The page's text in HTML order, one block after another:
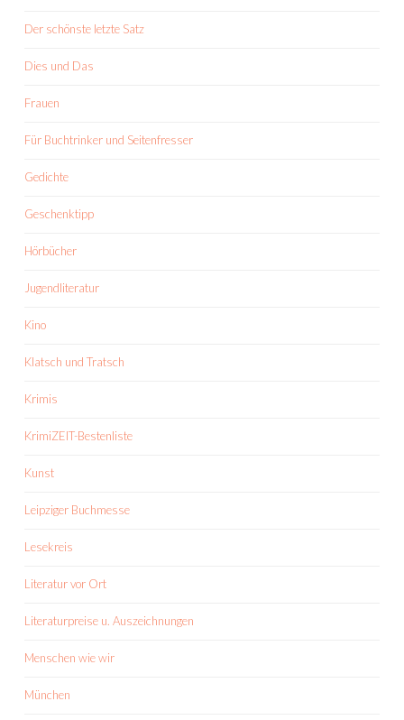
Der schönste letzte Satz
Dies und Das
Frauen
Für Buchtrinker und Seitenfresser
Gedichte
Geschenktipp
Hörbücher
Jugendliteratur
Kino
Klatsch und Tratsch
Krimis
KrimiZEIT-Bestenliste
Kunst
Leipziger Buchmesse
Lesekreis
Literatur vor Ort
Literaturpreise u. Auszeichnungen
Menschen wie wir
München